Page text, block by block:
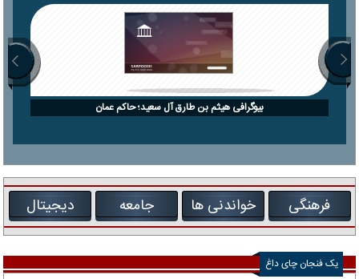
بیوگرافی هیثم بن طارق آل سعید؛ حاکم عمان
فرهنگی خواندنی ها جامعه دیجیتال
یک فنجان چای داغ